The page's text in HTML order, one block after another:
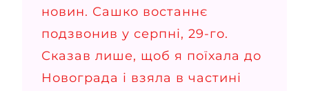
новин. Сашко востаннє
подзвонив у серпні, 29-го.
Сказав лише, щоб я поїхала до
Новограда і взяла в частині